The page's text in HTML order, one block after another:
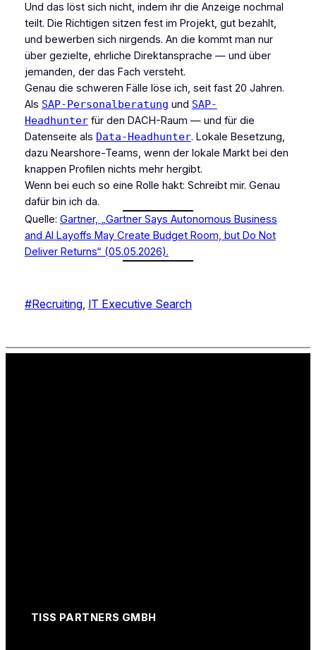
Und das löst sich nicht, indem ihr die Anzeige nochmal
teilt. Die Richtigen sitzen fest im Projekt, gut bezahlt,
und bewerben sich nirgends. An die kommt man nur
über gezielte, ehrliche Direktansprache — und über
jemanden, der das Fach versteht.
Genau die schweren Fälle löse ich, seit fast 20 Jahren.
Als SAP-Personalberatung und SAP-
Headhunterfür den DACH-Raum — und für die
Datenseite als Data-Headhunter. Lokale Besetzung,
dazu Nearshore-Teams, wenn der lokale Markt bei den
knappen Profilen nichts mehr hergibt.
Wenn bei euch so eine Rolle hakt: Schreibt mir. Genau
dafür bin ich da.
Quelle: Gartner, „Gartner Says Autonomous Business
and AI Layoffs May Create Budget Room, but Do Not
Deliver Returns“ (05.05.2026).
#Recruiting, IT Executive Search
TISS PARTNERS GMBH